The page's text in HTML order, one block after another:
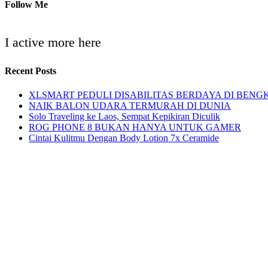
Follow Me
I active more here
Recent Posts
XLSMART PEDULI DISABILITAS BERDAYA DI
NAIK BALON UDARA TERMURAH DI DUNIA
Solo Traveling ke Laos, Sempat Kepikiran Diculik
ROG PHONE 8 BUKAN HANYA UNTUK GAMER
Cintai Kulitmu Dengan Body Lotion 7x Ceramide